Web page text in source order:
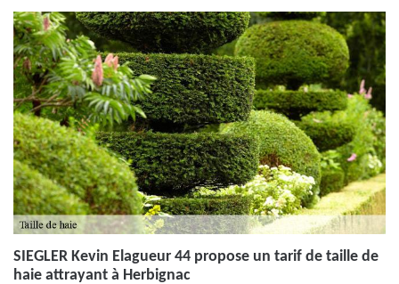
SIEGLER Kevin Elagueur 44 propose un tarif de taille de
haie attrayant à Herbignac